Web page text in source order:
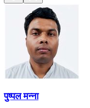
पुष्पल मन्ना